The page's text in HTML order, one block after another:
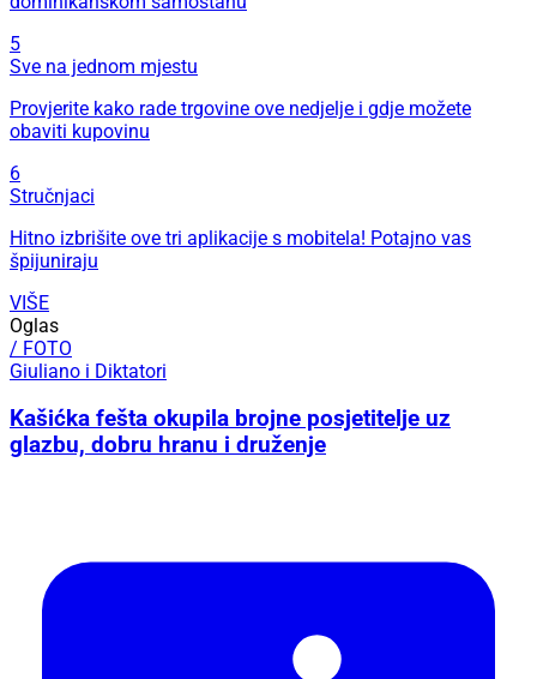
5
Sve na jednom mjestu
Provjerite kako rade trgovine ove nedjelje i gdje možete
obaviti kupovinu
6
Stručnjaci
Hitno izbrišite ove tri aplikacije s mobitela! Potajno vas
špijuniraju
VIŠE
Oglas
/ FOTO
Giuliano i Diktatori
Kašićka fešta okupila brojne posjetitelje uz
glazbu, dobru hranu i druženje